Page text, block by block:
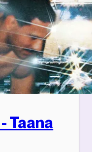
Taana